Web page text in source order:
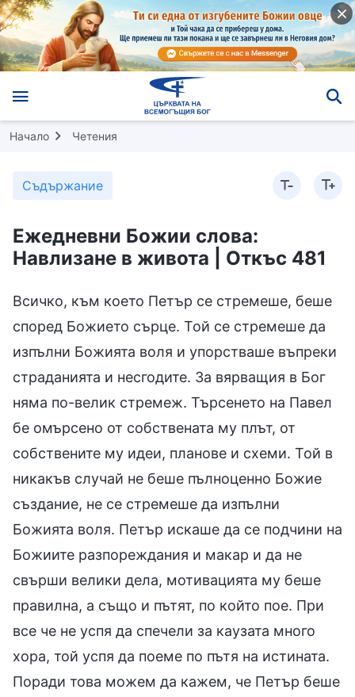
Начало Четения
Съдържание
Ежедневни Божии слова:
Навлизане в живота | Откъс 481
Всичко, към което Петър се стремеше, беше
според Божието сърце. Той се стремеше да
изпълни Божията воля и упорстваше въпреки
страданията и несгодите. За вярващия в Бог
няма по-велик стремеж. Търсенето на Павел
бе омърсено от собствената му плът, от
собствените му идеи, планове и схеми. Той в
никакъв случай не беше пълноценно Божие
създание, не се стремеше да изпълни
Божията воля. Петър искаше да се подчини на
Божиите разпореждания и макар и да не
свърши велики дела, мотивацията му беше
правилна, а също и пътят, по който пое. При
все че не успя да спечели за каузата много
хора, той успя да поеме по пътя на истината.
Поради това можем да кажем, че Петър беше